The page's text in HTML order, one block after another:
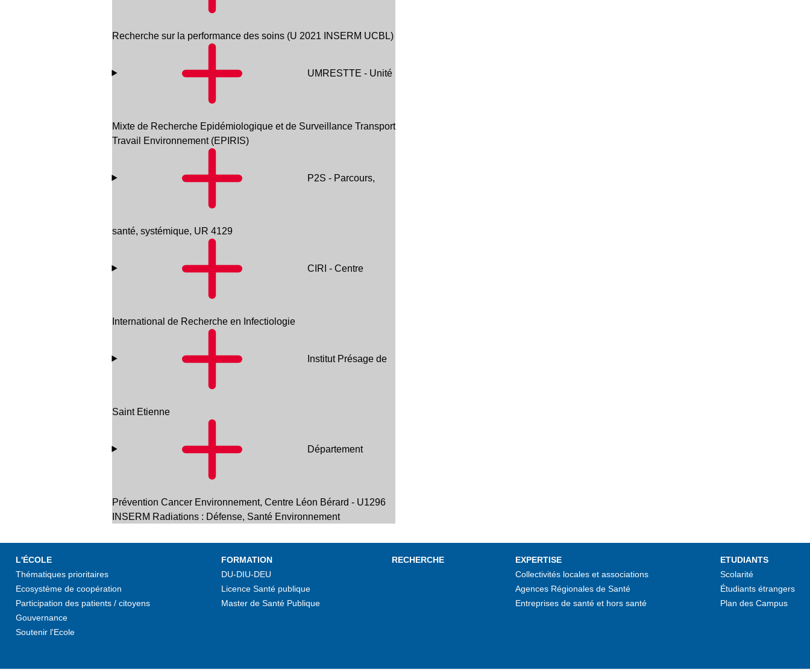
Recherche sur la performance des soins (U 2021 INSERM UCBL)
UMRESTTE - Unité
Mixte de Recherche Epidémiologique et de Surveillance Transport
Travail Environnement (EPIRIS)
P2S - Parcours,
santé, systémique, UR 4129
CIRI - Centre
International de Recherche en Infectiologie
Institut Présage de
Saint Etienne
Département
Prévention Cancer Environnement, Centre Léon Bérard - U1296
INSERM Radiations : Défense, Santé Environnement
L'ÉCOLE
Thématiques prioritaires
Ecosystème de coopération
Participation des patients / citoyens
Gouvernance
Soutenir l'Ecole
FORMATION
DU-DIU-DEU
Licence Santé publique
Master de Santé Publique
RECHERCHE
EXPERTISE
Collectivités locales et associations
Agences Régionales de Santé
Entreprises de santé et hors santé
ETUDIANTS
Scolarité
Étudiants étrangers
Plan des Campus